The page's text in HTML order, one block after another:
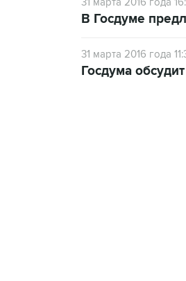
В Госдуме
31 марта 2016 года
Госдума